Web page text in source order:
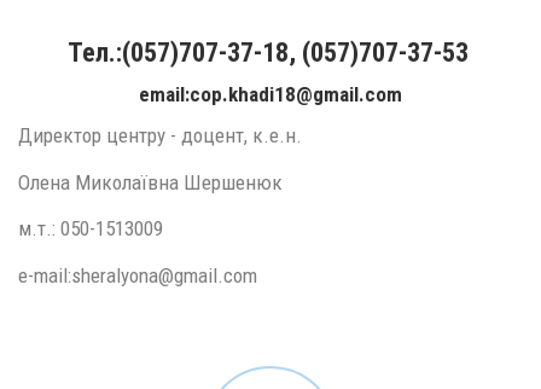
Тел.:(057)707-37-18, (057)707-37-53
еmail:cop.khadi18@gmail.com
Директор центру - доцент, к.е.н.
Олена Миколаївна Шершенюк
м.т.: 050-1513009
e-mail:sheralyona@gmail.com